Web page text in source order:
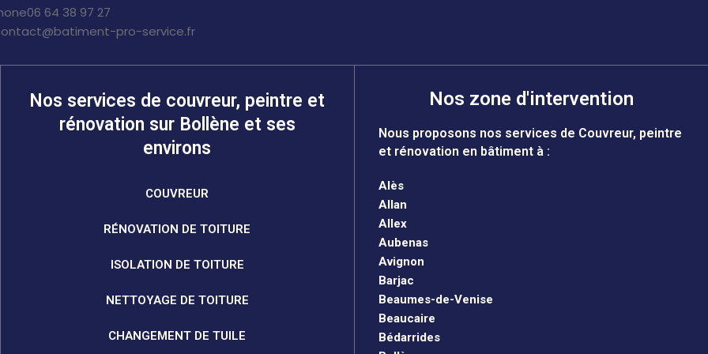
06 64 38 97 27
pro-service.fr
Nos services de couvreur, peintre et
rénovation sur Bollène et ses
environs
COUVREUR
RÉNOVATION DE TOITURE
ISOLATION DE TOITURE
NETTOYAGE DE TOITURE
CHANGEMENT DE TUILE
Nos zone d'intervention
Nous proposons nos services de Couvreur, peintre
et rénovation en bâtiment à :
Alès
Allan
Allex
Aubenas
Avignon
Barjac
Beaumes-de-Venise
Beaucaire
Bédarrides